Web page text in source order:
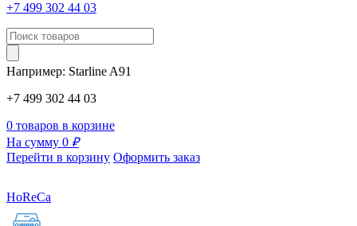
+7 499 302 44 03
Например: Starline A91
+7 499 302 44 03
0 товаров в корзине
На сумму 0 ₽
Перейти в корзину Оформить заказ
HoReCa